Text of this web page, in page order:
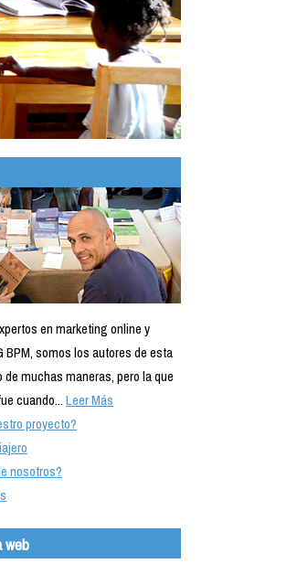
en marketing online y
BPM, somos los autores de esta
muchas maneras, pero la que
cuando...Leer Más
proyecto?
nosotros?
web